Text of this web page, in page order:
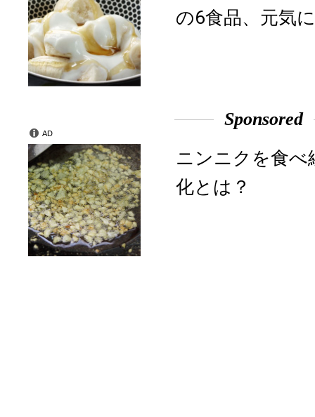
の6食品、元気
Sponsored
ニンニクを食べ
化とは？
AD